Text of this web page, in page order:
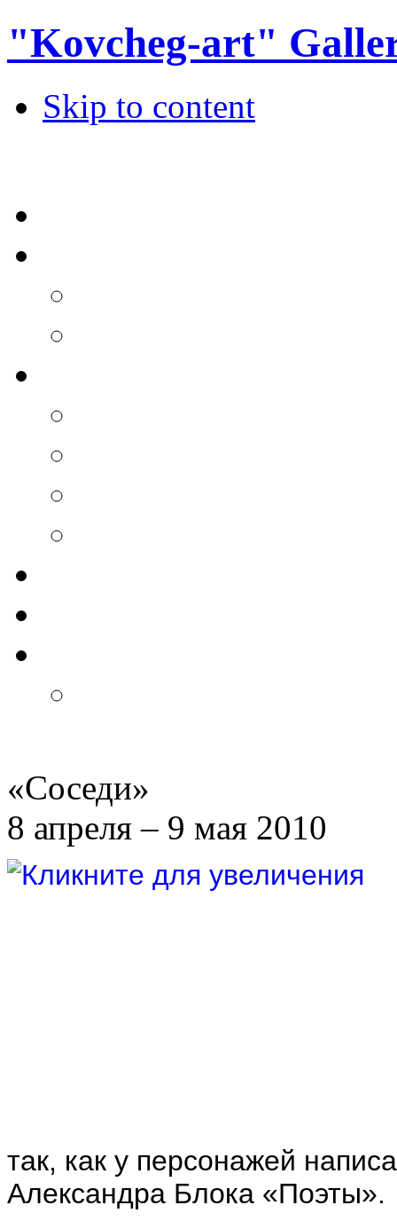
"Kovcheg-art"
Skip to content
«Соседи»
8 апреля – 9 мая 2010
так, как у персонажей
Александра Блока «Поэты».